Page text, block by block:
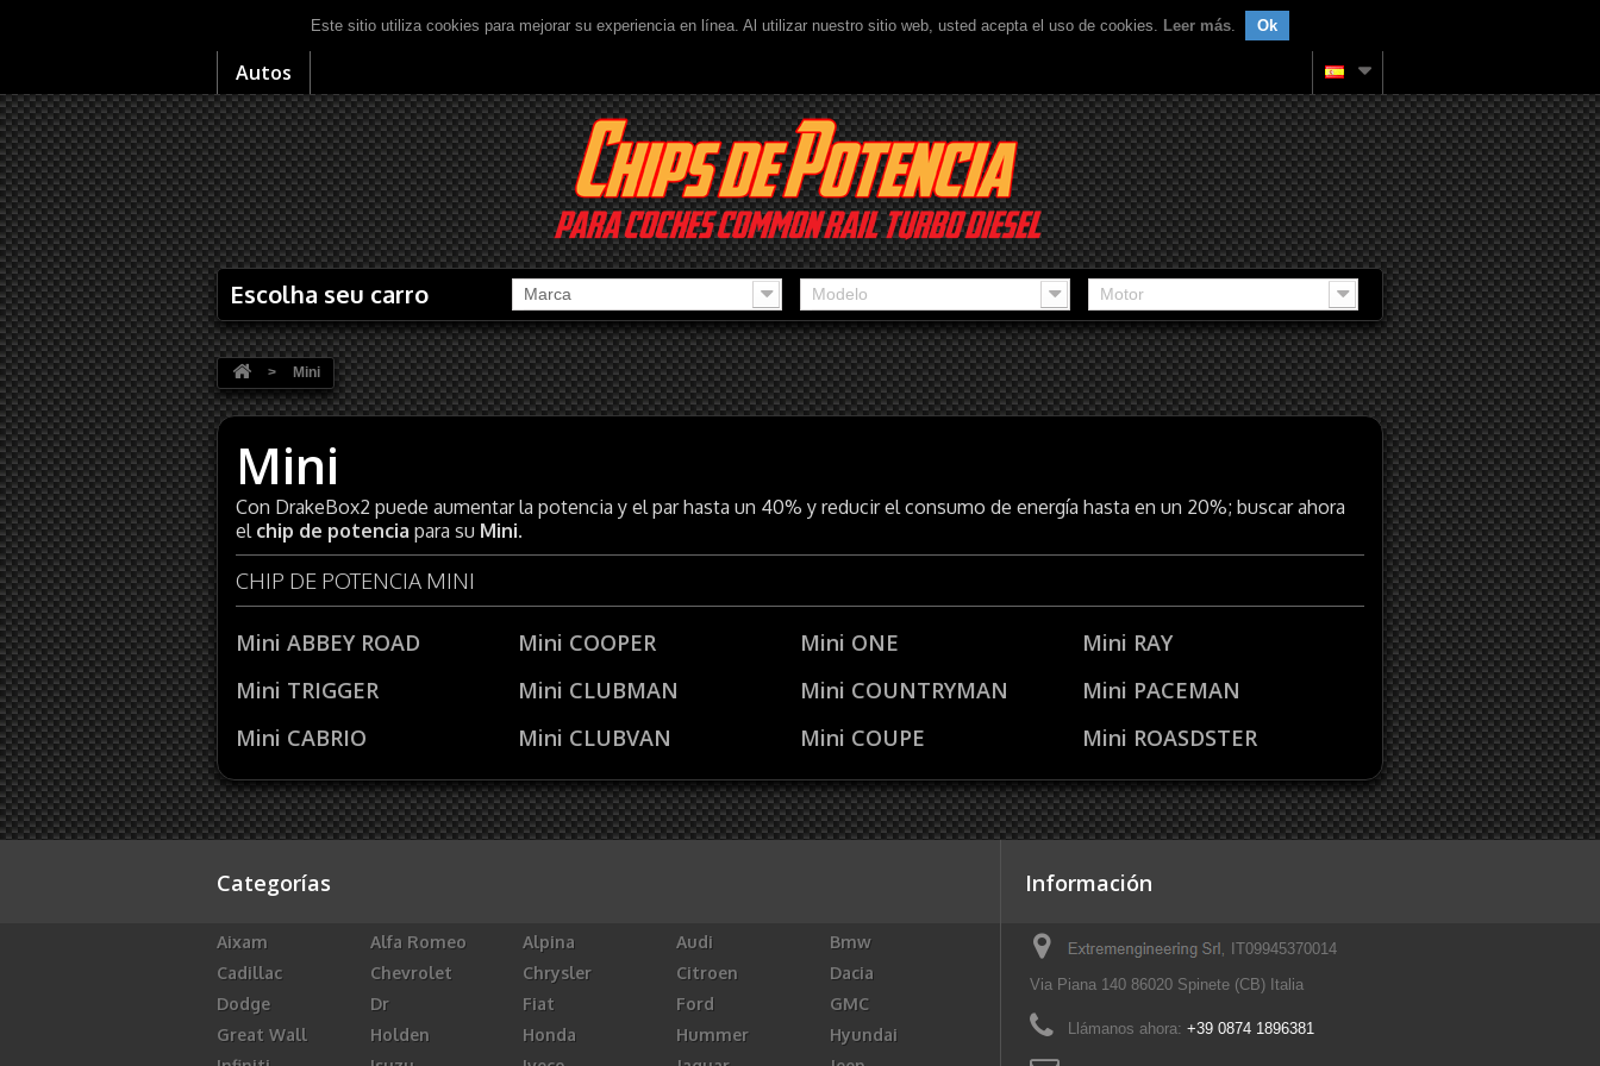
Este sitio utiliza cookies para mejorar su experiencia en línea. Al utilizar nuestro sitio web, usted acepta el uso de cookies. Leer más. Ok
Autos
Escolha seu carro Marca Modelo Motor
> Mini
Mini
Con DrakeBox2 puede aumentar la potencia y el par hasta un 40% y reducir el consumo de energía hasta en un 20%; buscar ahora
el chip de potencia para su Mini.
CHIP DE POTENCIA MINI
Mini ABBEY ROAD Mini COOPER Mini ONE
Mini RAY
Mini TRIGGER
Mini CLUBMAN Mini COUNTRYMAN
Mini PACEMAN
Mini CABRIO
Mini CLUBVAN Mini COUPE Mini ROASDSTER
Categorías
Aixam Alfa Romeo Alpina Audi
Bmw
Cadillac
Chevrolet Chrysler Citroen
Dacia
Dodge
Dr Fiat Ford
GMC
Great Wall
Holden Honda Hummer
Hyundai
Información
IT09945370014
Via Piana 140 86020 Spinete (CB) Italia
Llámanos ahora:+39 0874 1896381